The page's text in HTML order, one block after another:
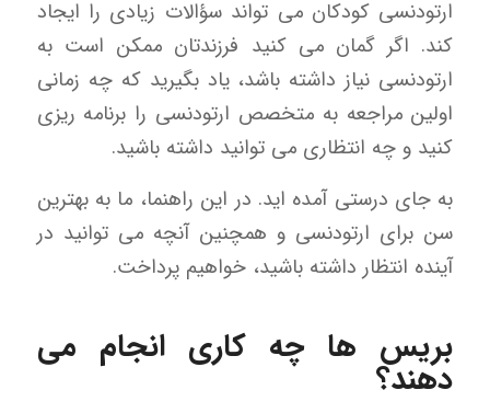
ارتودنسی کودکان می تواند سؤالات زیادی را ایجاد
کند. اگر گمان می کنید فرزندتان ممکن است به
ارتودنسی نیاز داشته باشد، یاد بگیرید که چه زمانی
اولین مراجعه به متخصص ارتودنسی را برنامه ریزی
کنید و چه انتظاری می توانید داشته باشید.
به جای درستی آمده اید. در این راهنما، ما به بهترین
سن برای ارتودنسی و همچنین آنچه می توانید در
آینده انتظار داشته باشید، خواهیم پرداخت.
بریس ها چه کاری انجام می
دهند؟